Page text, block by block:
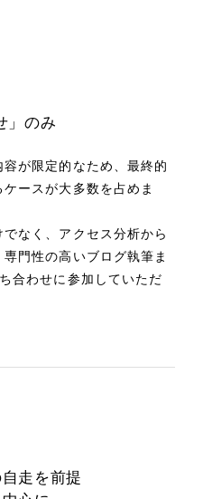
」のみ
が限定的なため、最終的
ースが大多数を占めま
なく、アクセス分析から
門性の高いブログ執筆ま
合わせに参加していただ
走を前提